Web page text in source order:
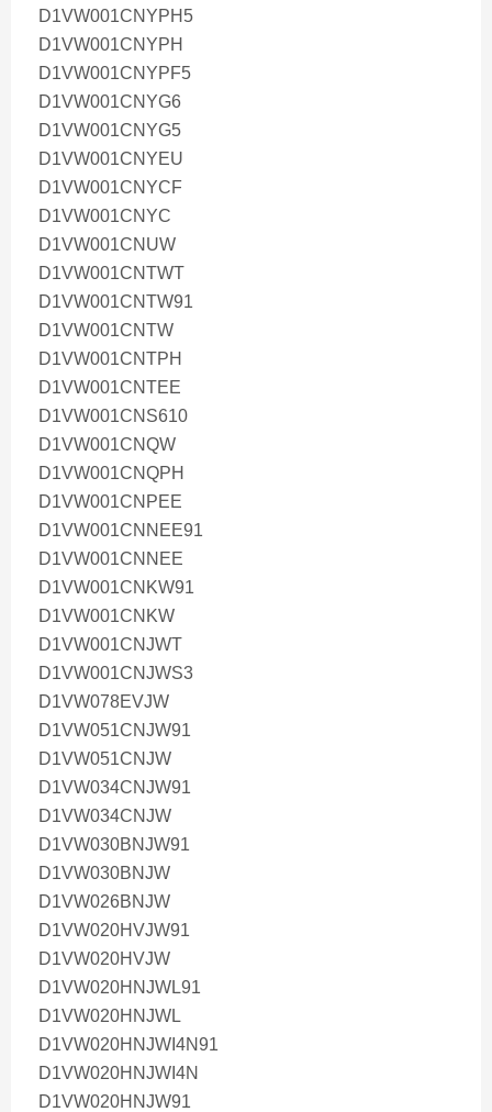
D1VW001CNYPH5
D1VW001CNYPH
D1VW001CNYPF5
D1VW001CNYG6
D1VW001CNYG5
D1VW001CNYEU
D1VW001CNYCF
D1VW001CNYC
D1VW001CNUW
D1VW001CNTWT
D1VW001CNTW91
D1VW001CNTW
D1VW001CNTPH
D1VW001CNTEE
D1VW001CNS610
D1VW001CNQW
D1VW001CNQPH
D1VW001CNPEE
D1VW001CNNEE91
D1VW001CNNEE
D1VW001CNKW91
D1VW001CNKW
D1VW001CNJWT
D1VW001CNJWS3
D1VW078EVJW
D1VW051CNJW91
D1VW051CNJW
D1VW034CNJW91
D1VW034CNJW
D1VW030BNJW91
D1VW030BNJW
D1VW026BNJW
D1VW020HVJW91
D1VW020HVJW
D1VW020HNJWL91
D1VW020HNJWL
D1VW020HNJWI4N91
D1VW020HNJWI4N
D1VW020HNJW91